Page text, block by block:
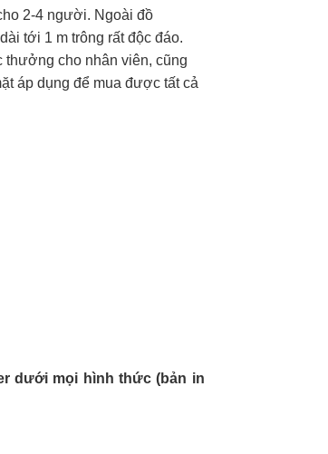
2-4 người. Ngoài đồ
tới 1 m trông rất độc đáo.
thưởng cho nhân viên, cũng
áp dụng để mua được tất cả
dưới mọi hình thức (bản in